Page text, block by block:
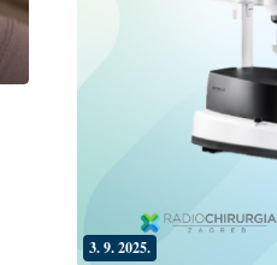
3. 9. 2025.